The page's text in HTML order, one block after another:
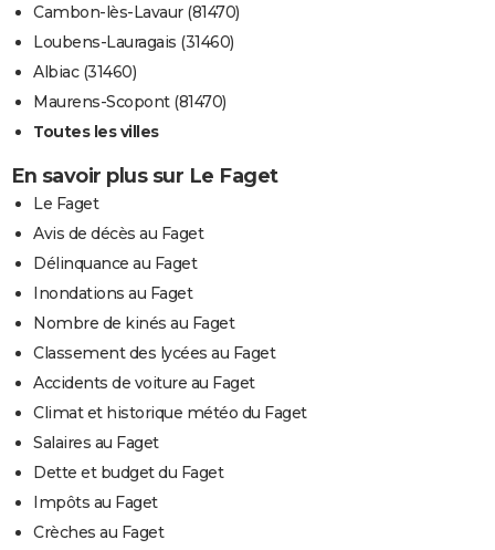
Cambon-lès-Lavaur (81470)
Loubens-Lauragais (31460)
Albiac (31460)
Maurens-Scopont (81470)
Toutes les villes
En savoir plus sur Le Faget
Le Faget
Avis de décès au Faget
Délinquance au Faget
Inondations au Faget
Nombre de kinés au Faget
Classement des lycées au Faget
Accidents de voiture au Faget
Climat et historique météo du Faget
Salaires au Faget
Dette et budget du Faget
Impôts au Faget
Crèches au Faget